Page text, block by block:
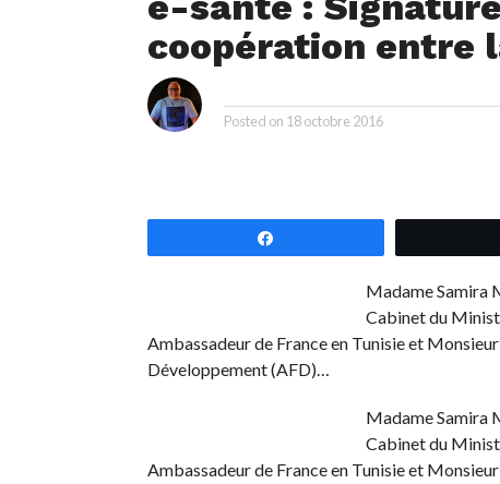
coopération entre
Posted on 18 octobre 2016
Madame Samira
Cabinet du
Ambassadeur de France en Tunisie et
Développement (AFD)…
Madame Samira
Cabinet du
Ambassadeur de France en Tunisie et